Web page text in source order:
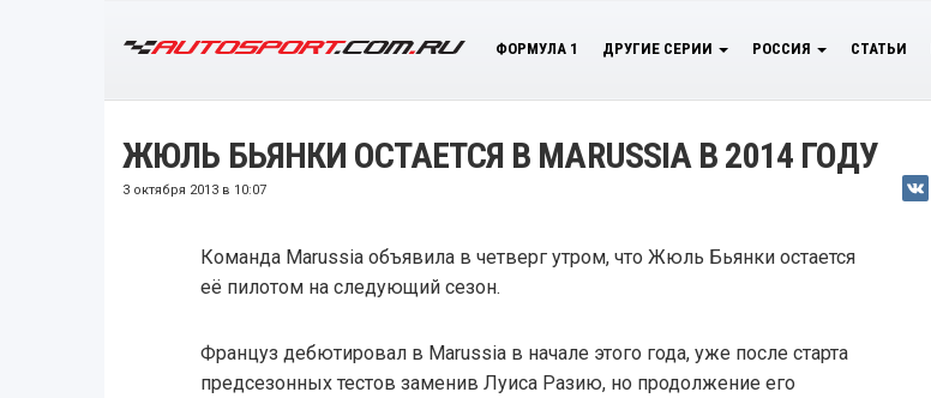
ФОРМУЛА 1 ДРУГИЕ СЕРИИ РОССИЯ СТАТЬИ
ЖЮЛЬ БЬЯНКИ ОСТАЕТСЯ В MARUSSIA В 2014 ГОДУ
3 октября 2013 в 10:07
Команда Marussia объявила в четверг утром, что Жюль Бьянки остается
её пилотом на следующий сезон.
Француз дебютировал в Marussia в начале этого года, уже после старта
предсезонных тестов заменив Луиса Разию, но продолжение его